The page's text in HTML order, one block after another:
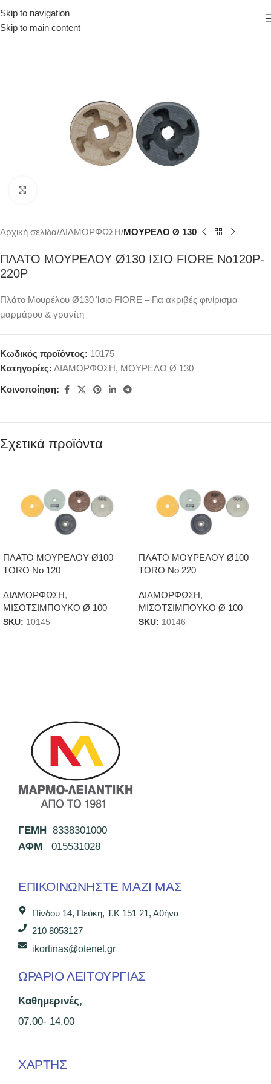
Skip to navigation
Skip to main content
Αρχική σελίδα ΔΙΑΜΟΡΦΩΣΗ ΜΟΥΡΕΛΟ Ø 130
ΠΛΑΤΟ ΜΟΥΡΕΛΟΥ Ø130 ΙΣΙΟ FIORE Νο120P-
220P
Πλάτο Μουρέλου Ø130 Ίσιο FIORE – Για ακριβές φινίρισμα
μαρμάρου & γρανίτη
Κωδικός προϊόντος: 10175
Κατηγορίες: ΔΙΑΜΟΡΦΩΣΗ, ΜΟΥΡΕΛΟ Ø 130
Κοινοποίηση:
Σχετικά προϊόντα
ΠΛΑΤΟ ΜΟΥΡΕΛΟΥ Ø100
TORO Νο 120
ΔΙΑΜΟΡΦΩΣΗ,
ΜΙΣΟΤΣΙΜΠΟΥΚΟ Ø 100
SKU: 10145
ΠΛΑΤΟ ΜΟΥΡΕΛΟΥ Ø100
TORO Νο 220
ΔΙΑΜΟΡΦΩΣΗ,
ΜΙΣΟΤΣΙΜΠΟΥΚΟ Ø 100
SKU: 10146
ΓΕΜΗ 8338301000
ΑΦΜ 015531028
ΕΠΙΚΟΙΝΩΝΉΣΤΕ ΜΑΖΊ ΜΑΣ
Πίνδου 14, Πεύκη, Τ.Κ 151 21, Αθήνα
210 8053127
ikortinas@otenet.gr
ΩΡΑΡΙΟ ΛΕΙΤΟΥΡΓΙΑΣ
Καθημερινές,
07.00- 14.00
ΧΑΡΤΗΣ